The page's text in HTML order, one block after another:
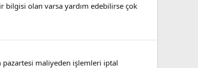
bilgisi olan varsa yardım edebilirse çok
pazartesi maliyeden işlemleri iptal